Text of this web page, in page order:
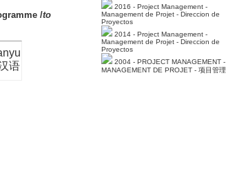
/to
语
2016 - Project Management -
Management de Projet - Direccion de
Proyectos
2014 - Project Management -
Management de Projet - Direccion de
Proyectos
2004 - PROJECT MANAGEMENT -
MANAGEMENT DE PROJET - 项目管理